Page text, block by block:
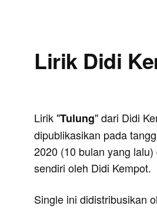
Lirik Didi
Lirik "Tulung" dari Didi
dipublikasikan pada
2020 (10 bulan yang
sendiri oleh Didi Kempot.
Single ini didistribusikan